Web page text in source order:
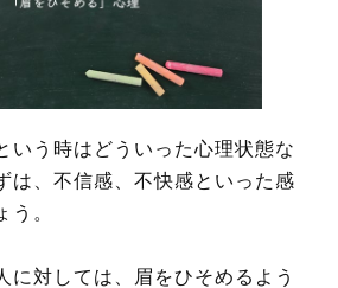
いう時はどういった心理状態な
は、不信感、不快感といった感
う。
に対しては、眉をひそめるよう